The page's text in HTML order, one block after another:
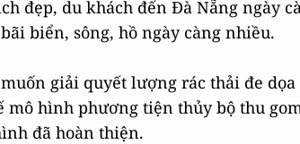
đẹp, du khách đến Đà Nẵng ngày
biển, sông, hồ ngày càng nhiều.
giải quyết lượng rác thải đe
mô hình phương tiện thủy bộ thu
đã hoàn thiện.